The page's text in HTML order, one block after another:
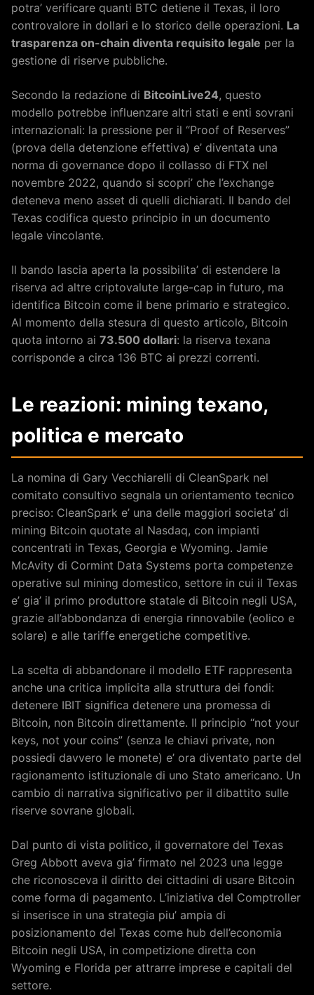
potra’ verificare quanti BTC detiene il Texas, il loro
controvalore in dollari e lo storico delle operazioni. La
trasparenza on-chain diventa requisito legale per la
gestione di riserve pubbliche.
Secondo la redazione di BitcoinLive24, questo
modello potrebbe influenzare altri stati e enti sovrani
internazionali: la pressione per il “Proof of Reserves”
(prova della detenzione effettiva) e’ diventata una
norma di governance dopo il collasso di FTX nel
novembre 2022, quando si scopri’ che l’exchange
deteneva meno asset di quelli dichiarati. Il bando del
Texas codifica questo principio in un documento
legale vincolante.
Il bando lascia aperta la possibilita’ di estendere la
riserva ad altre criptovalute large-cap in futuro, ma
identifica Bitcoin come il bene primario e strategico.
Al momento della stesura di questo articolo, Bitcoin
quota intorno ai 73.500 dollari: la riserva texana
corrisponde a circa 136 BTC ai prezzi correnti.
Le reazioni: mining texano,
politica e mercato
La nomina di Gary Vecchiarelli di CleanSpark nel
comitato consultivo segnala un orientamento tecnico
preciso: CleanSpark e’ una delle maggiori societa’ di
mining Bitcoin quotate al Nasdaq, con impianti
concentrati in Texas, Georgia e Wyoming. Jamie
McAvity di Cormint Data Systems porta competenze
operative sul mining domestico, settore in cui il Texas
e’ gia’ il primo produttore statale di Bitcoin negli USA,
grazie all’abbondanza di energia rinnovabile (eolico e
solare) e alle tariffe energetiche competitive.
La scelta di abbandonare il modello ETF rappresenta
anche una critica implicita alla struttura dei fondi:
detenere IBIT significa detenere una promessa di
Bitcoin, non Bitcoin direttamente. Il principio “not your
keys, not your coins” (senza le chiavi private, non
possiedi davvero le monete) e’ ora diventato parte del
ragionamento istituzionale di uno Stato americano. Un
cambio di narrativa significativo per il dibattito sulle
riserve sovrane globali.
Dal punto di vista politico, il governatore del Texas
Greg Abbott aveva gia’ firmato nel 2023 una legge
che riconosceva il diritto dei cittadini di usare Bitcoin
come forma di pagamento. L’iniziativa del Comptroller
si inserisce in una strategia piu’ ampia di
posizionamento del Texas come hub dell’economia
Bitcoin negli USA, in competizione diretta con
Wyoming e Florida per attrarre imprese e capitali del
settore.